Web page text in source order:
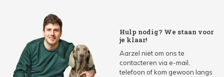
Hulp nodig? We staan voor
je klaar!
Aarzel niet om ons te
contacteren via e-mail,
telefoon of kom gewoon langs